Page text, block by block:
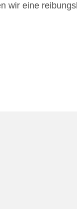
wir eine